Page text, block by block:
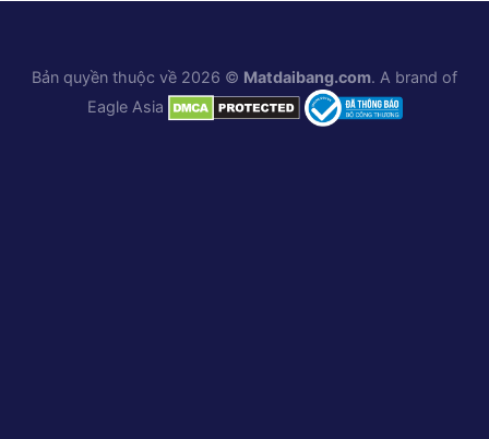
Bản quyền thuộc về 2026 © Matdaibang.com. A brand of
Eagle Asia